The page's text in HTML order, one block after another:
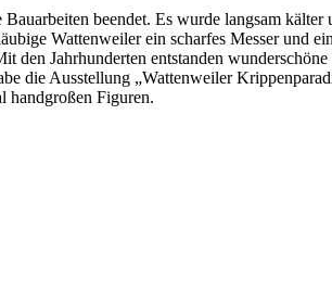
beendet. Es wurde langsam
Wattenweiler ein scharfes Messer und
den Jahrhunderten entstanden
die Ausstellung „Wattenweiler
handgroßen Figuren.